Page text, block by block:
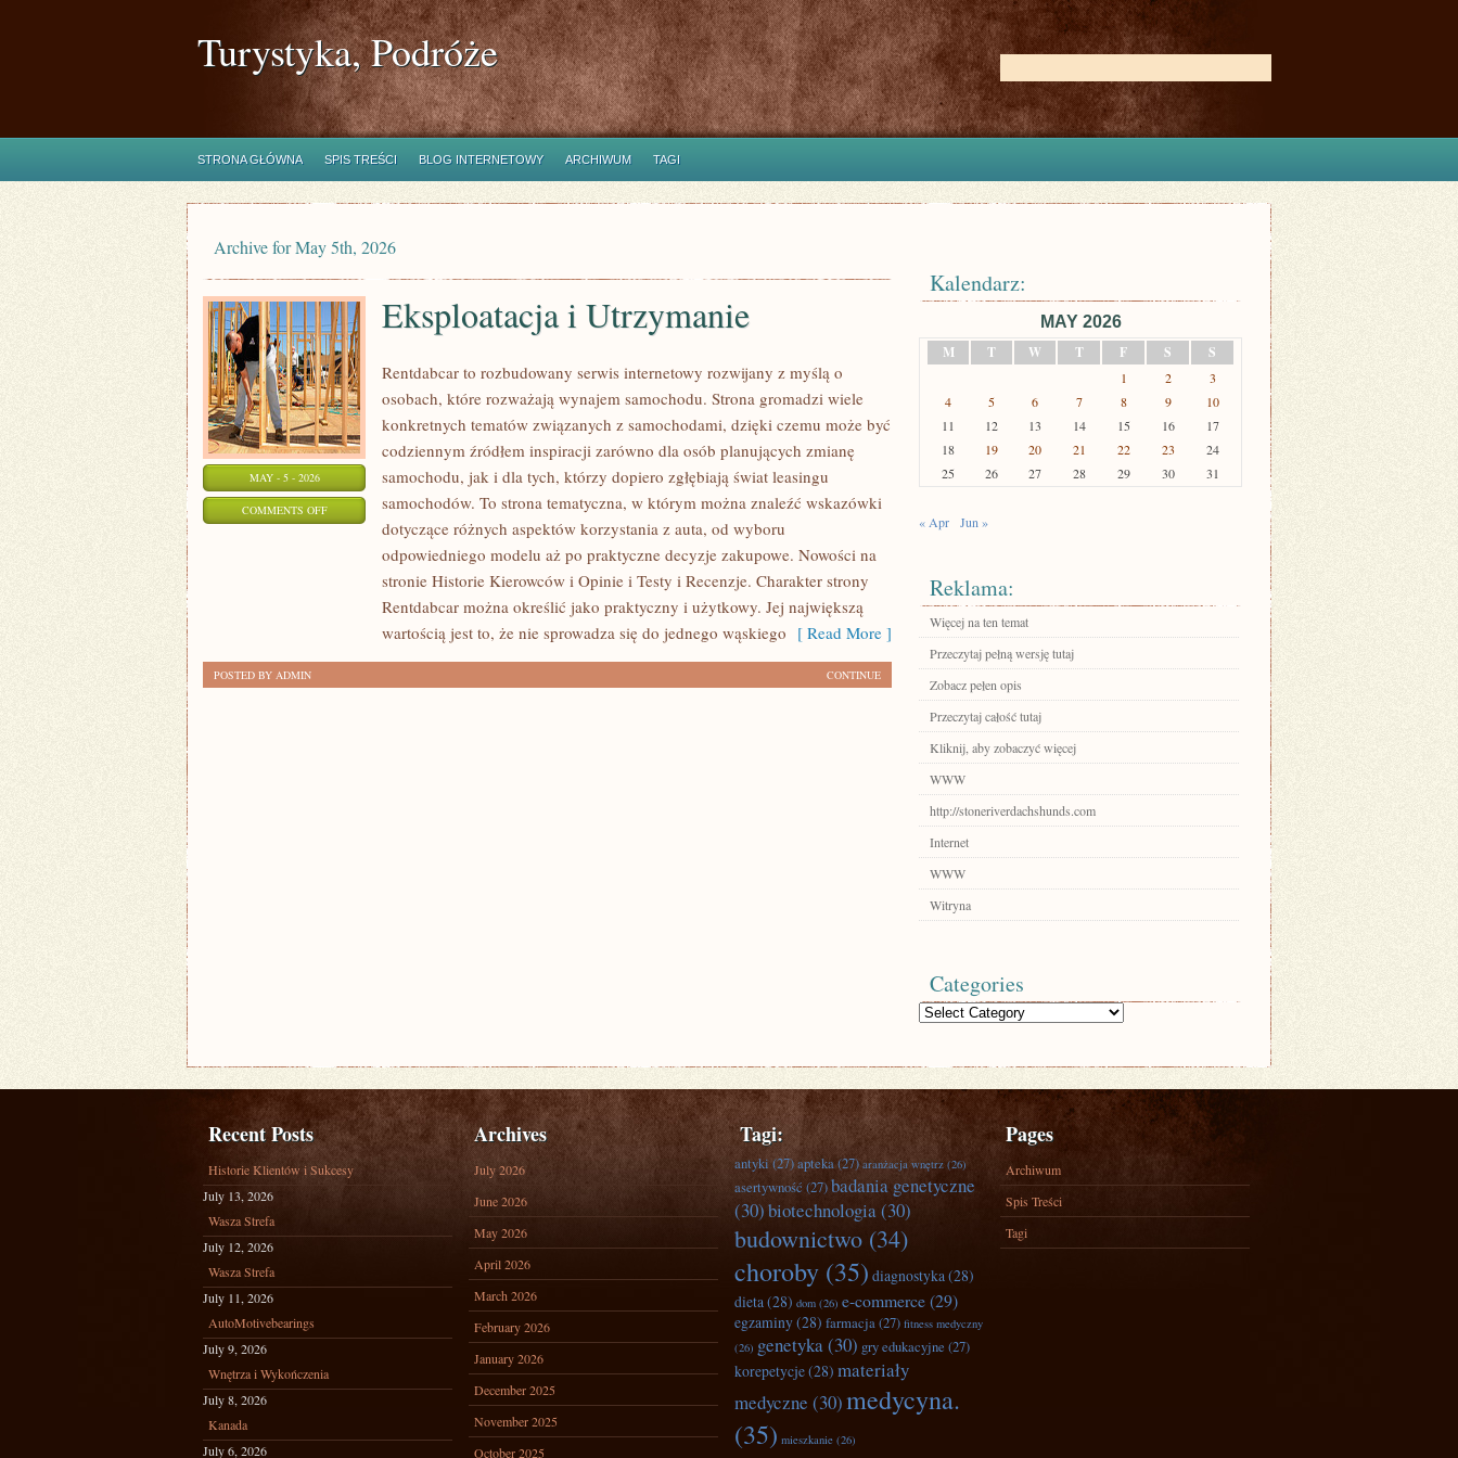
Turystyka, Podróże
STRONA GŁÓWNA SPIS TREŚCI BLOG INTERNETOWY ARCHIWUM TAGI
Archive for May 5th, 2026
MAY - 5 - 2026
COMMENTS OFFON
EKSPLOATACJA
UTRZYMANIE
Eksploatacja i Utrzymanie
Rentdabcar to rozbudowany serwis internetowy rozwijany z myślą o
osobach, które rozważają wynajem samochodu. Strona gromadzi wiele
konkretnych tematów związanych z samochodami, dzięki czemu może być
codziennym źródłem inspiracji zarówno dla osób planujących zmianę
samochodu, jak i dla tych, którzy dopiero zgłębiają świat leasingu
samochodów. To strona tematyczna, w którym można znaleźć wskazówki
dotyczące różnych aspektów korzystania z auta, od wyboru
odpowiedniego modelu aż po praktyczne decyzje zakupowe. Nowości na
stronie Historie Kierowców i Opinie i Testy i Recenzje. Charakter strony
Rentdabcar można określić jako praktyczny i użytkowy. Jej największą
wartością jest to, że nie sprowadza się do jednego wąskiego [ Read More ]
CONTINUE
POSTED BY ADMIN
Kalendarz:
MAY 2026
M
T W T F S S
1 2
3
4
5 6 7 8 9
10
11
12 13 14 15 16
17
18
19 20 21 22 23
24
25
26 27 28 29 30 31
« Apr Jun »
Reklama:
Więcej na ten temat
Przeczytaj pełną wersję tutaj
Zobacz pełen opis
Przeczytaj całość tutaj
Kliknij, aby zobaczyć więcej
WWW
http://stoneriverdachshunds.com
Internet
WWW
Witryna
Categories
Categories
Recent Posts
Historie Klientów i Sukcesy
July 13, 2026
Wasza Strefa
July 12, 2026
Wasza Strefa
July 11, 2026
AutoMotivebearings
July 9, 2026
Wnętrza i Wykończenia
July 8, 2026
Kanada
July 6, 2026
Archives
July 2026
June 2026
May 2026
April 2026
March 2026
February 2026
January 2026
December 2025
November 2025
October 2025
Tagi:
antyki(27)apteka(27) aranżacja wnętrz (26)
asertywność (27)badania genetyczne
(30)biotechnologia(30)
budownictwo (34)
choroby (35) diagnostyka(28)
dieta(28) dom (26) e-commerce(29)
egzaminy(28) farmacja(27) fitness medyczny
(26) genetyka(30) gry edukacyjne (27)
korepetycje(28) materiały
medyczne (30)medycyna.
(35) mieszkanie (26)
Pages
Archiwum
Spis Treści
Tagi